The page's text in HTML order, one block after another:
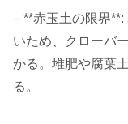
– **赤玉土の限界
いため、クローバ
かる。堆肥や腐葉
る。